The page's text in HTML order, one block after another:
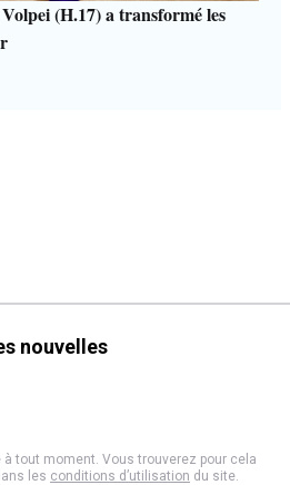
(H.17) a transformé les
nouvelles
tout moment. Vous trouverez pour cela
les conditions d’utilisation du site.